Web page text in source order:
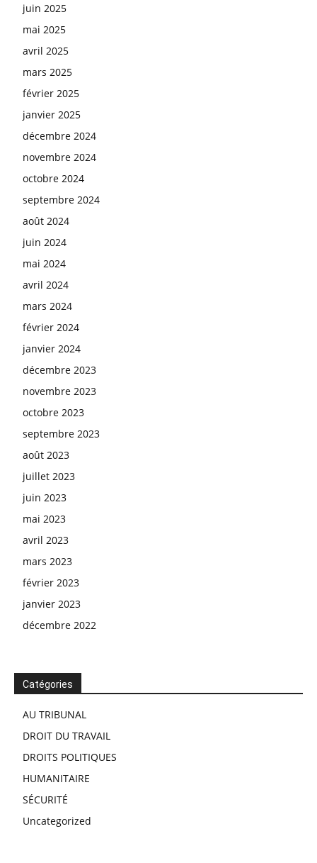
juin 2025
mai 2025
avril 2025
mars 2025
février 2025
janvier 2025
décembre 2024
novembre 2024
octobre 2024
septembre 2024
août 2024
juin 2024
mai 2024
avril 2024
mars 2024
février 2024
janvier 2024
décembre 2023
novembre 2023
octobre 2023
septembre 2023
août 2023
juillet 2023
juin 2023
mai 2023
avril 2023
mars 2023
février 2023
janvier 2023
décembre 2022
Catégories
AU TRIBUNAL
DROIT DU TRAVAIL
DROITS POLITIQUES
HUMANITAIRE
SÉCURITÉ
Uncategorized